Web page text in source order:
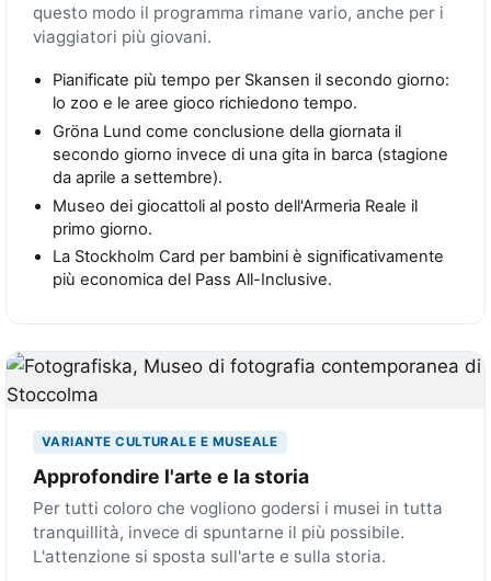
questo modo il programma rimane vario, anche per i
viaggiatori più giovani.
Pianificate più tempo per Skansen il secondo giorno:
lo zoo e le aree gioco richiedono tempo.
Gröna Lund come conclusione della giornata il
secondo giorno invece di una gita in barca (stagione
da aprile a settembre).
Museo dei giocattoli al posto dell'Armeria Reale il
primo giorno.
La Stockholm Card per bambini è significativamente
più economica del Pass All-Inclusive.
VARIANTE CULTURALE E MUSEALE
Approfondire l'arte e la storia
Per tutti coloro che vogliono godersi i musei in tutta
tranquillità, invece di spuntarne il più possibile.
L'attenzione si sposta sull'arte e sulla storia.